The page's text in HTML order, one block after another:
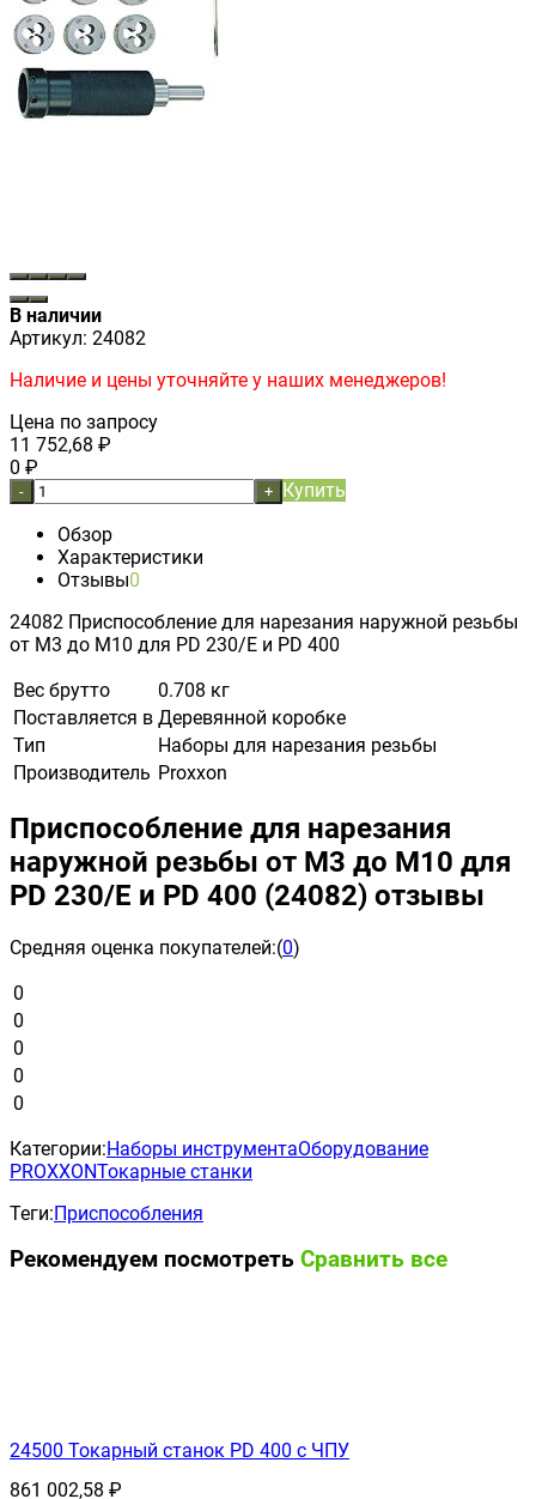
В наличии
Артикул: 24082
Наличие и цены уточняйте у наших менеджеров!
Цена по запросу
11 752,68 ₽
0 ₽
- + Купить
Обзор
Характеристики
Отзывы0
24082 Приспособление для нарезания наружной резьбы
от М3 до М10 для PD 230/E и PD 400
Вес брутто
0.708 кг
Поставляется в Деревянной коробке
Тип
Наборы для нарезания резьбы
Производитель Proxxon
Приспособление для нарезания
наружной резьбы от М3 до М10 для
PD 230/E и PD 400 (24082) отзывы
Средняя оценка покупателей:(0)
0
0
0
0
0
Категории:Наборы инструментаОборудование
PROXXONТокарные станки
Теги:Приспособления
Рекомендуем посмотреть Сравнить все
24500 Токарный станок PD 400 с ЧПУ
861 002,58 ₽